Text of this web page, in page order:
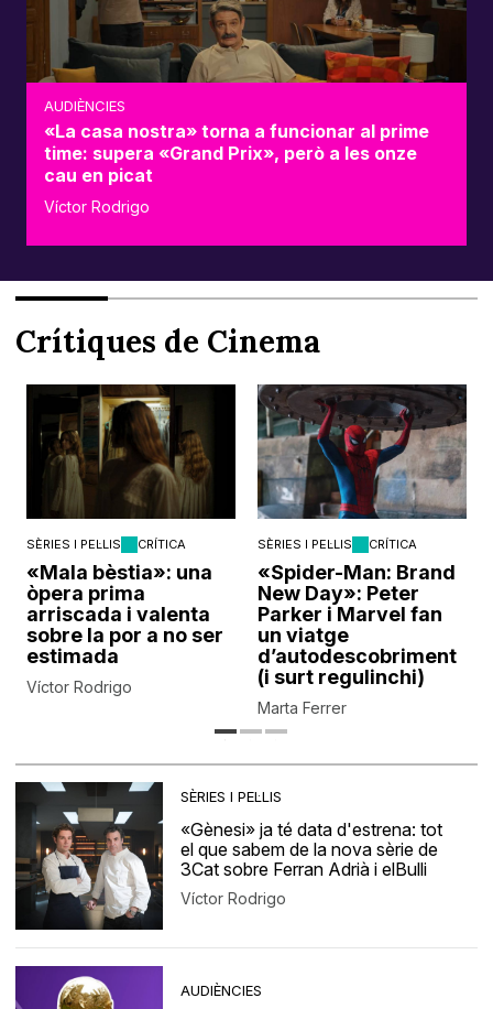
AUDIÈNCIES
«La casa nostra» torna a funcionar al prime
time: supera «Grand Prix», però a les onze
cau en picat
Víctor Rodrigo
Crítiques de Cinema
SÈRIES I PEL·LIS CRÍTICA
«Mala bèstia»: una
òpera prima
arriscada i valenta
sobre la por a no ser
estimada
Víctor Rodrigo
SÈRIES I PEL·LIS CRÍTICA
«Spider-Man: Brand
New Day»: Peter
Parker i Marvel fan
un viatge
d’autodescobriment
(i surt regulinchi)
Marta Ferrer
SÈRIES I PEL·LIS
«Gènesi» ja té data d'estrena: tot
el que sabem de la nova sèrie de
3Cat sobre Ferran Adrià i elBulli
Víctor Rodrigo
AUDIÈNCIES